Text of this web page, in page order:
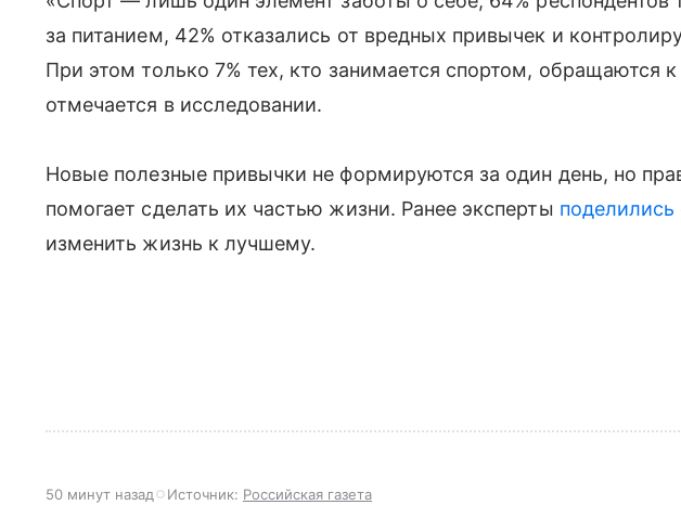
за питанием, 42% отказались от вредных привычек и
При этом только 7% тех, кто занимается спортом, обращаются
отмечается в исследовании.
Новые полезные привычки не формируются за один день, но
помогает сделать их частью жизни. Ранее эксперты поделились
изменить жизнь к лучшему.
50 минут назад Источник: Российская газета